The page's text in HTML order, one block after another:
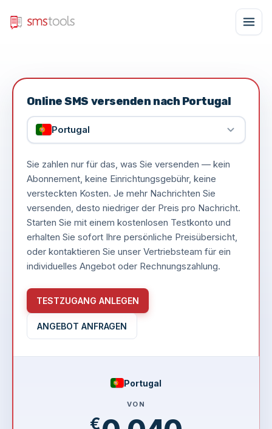
Online SMS versenden nach Portugal
Portugal
Sie zahlen nur für das, was Sie versenden — kein
Abonnement, keine Einrichtungsgebühr, keine
versteckten Kosten. Je mehr Nachrichten Sie
versenden, desto niedriger der Preis pro Nachricht.
Starten Sie mit einem kostenlosen Testkonto und
erhalten Sie sofort Ihre persönliche Preisübersicht,
oder kontaktieren Sie unser Vertriebsteam für ein
individuelles Angebot oder Rechnungszahlung.
TESTZUGANG ANLEGEN
ANGEBOT ANFRAGEN
Portugal
VON
€